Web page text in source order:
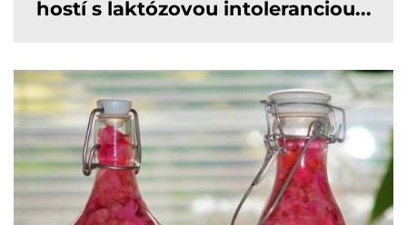
hostí s laktózovou intoleranciou...